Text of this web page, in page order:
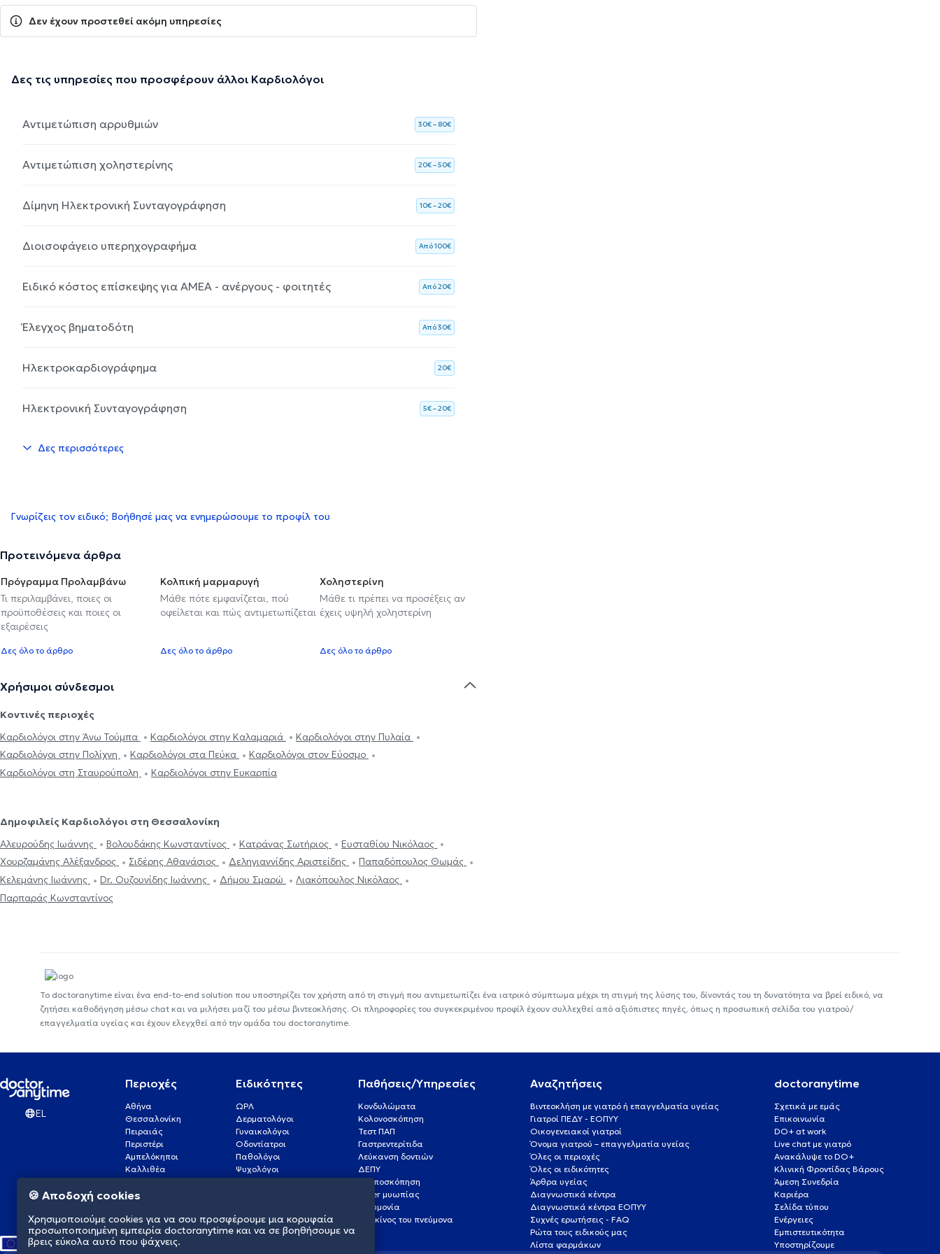
Δεν έχουν προστεθεί ακόμη υπηρεσίες
Δες τις υπηρεσίες που προσφέρουν άλλοι Καρδιολόγοι
Αντιμετώπιση αρρυθμιών 30€ – 80€
Αντιμετώπιση χοληστερίνης 20€ – 50€
Δίμηνη Ηλεκτρονική Συνταγογράφηση 10€ – 20€
Διοισοφάγειο υπερηχογραφήμα Aπό 100€
Ειδικό κόστος επίσκεψης για ΑΜΕΑ - ανέργους - φοιτητές Aπό 20€
Έλεγχος βηματοδότη Aπό 30€
Ηλεκτροκαρδιογράφημα 20€
Ηλεκτρονική Συνταγογράφηση 5€ – 20€
Δες περισσότερες
Γνωρίζεις τον ειδικό; Βοήθησέ μας να ενημερώσουμε το προφίλ του
Προτεινόμενα άρθρα
Πρόγραμμα Προλαμβάνω
Τι περιλαμβάνει, ποιες οι
προϋποθέσεις και ποιες οι
εξαιρέσεις
Δες όλο το άρθρο
Κολπική μαρμαρυγή
Μάθε πότε εμφανίζεται, πού
οφείλεται και πώς αντιμετωπίζεται
Δες όλο το άρθρο
Χοληστερίνη
Μάθε τι πρέπει να προσέξεις αν
έχεις υψηλή χοληστερίνη
Δες όλο το άρθρο
Χρήσιμοι σύνδεσμοι
Κοντινές περιοχές
Καρδιολόγοι στην Άνω Τούμπα
Καρδιολόγοι στην Καλαμαριά
Καρδιολόγοι στην Πυλαία
Καρδιολόγοι στην Πολίχνη
Καρδιολόγοι στα Πεύκα
Καρδιολόγοι στον Εύοσμο
Καρδιολόγοι στη Σταυρούπολη
Καρδιολόγοι στην Ευκαρπία
Δημοφιλείς Καρδιολόγοι στη Θεσσαλονίκη
Αλευρούδης Ιωάννης
Βολουδάκης Κωνσταντίνος Κατράνας Σωτήριος
Ευσταθίου Νικόλαος
Χουρζαμάνης Αλέξανδρος
Σιδέρης Αθανάσιος Δεληγιαννίδης Αριστείδης
Παπαδόπουλος Θωμάς
Κελεμάνης Ιωάννης
Dr. Ουζουνίδης Ιωάννης Δήμου Σμαρώ
Λιακόπουλος Νικόλαος
Παρπαράς Κωνσταντίνος
Το doctoranytime είναι ένα end-to-end solution που υποστηρίζει τον χρήστη από τη στιγμή που αντιμετωπίζει ένα ιατρικό σύμπτωμα μέχρι τη στιγμή της λύσης του, δίνοντάς του τη δυνατότητα να βρεί ειδικό, να
ζητήσει καθοδήγηση μέσω chat και να μιλήσει μαζί του μέσω βιντεοκλήσης. Οι πληροφορίες του συγκεκριμένου προφίλ έχουν συλλεχθεί από αξιόπιστες πηγές, όπως η προσωπική σελίδα του γιατρού/
επαγγελματία υγείας και έχουν ελεγχθεί από την ομάδα του doctoranytime.
EL
Περιοχές
Αθήνα
Θεσσαλονίκη
Πειραιάς
Περιστέρι
Αμπελόκηποι
Καλλιθέα
Πάτρα
Γλυφάδα
Νέα Σμύρνη
Ειδικότητες
ΩΡΛ
Δερματολόγοι
Γυναικολόγοι
Οδοντίατροι
Παθολόγοι
Ψυχολόγοι
Οφθαλμίατροι
Καρδιολόγοι
Παθήσεις/Υπηρεσίες
Κονδυλώματα
Κολονοσκόπηση
Τεστ ΠΑΠ
Γαστρεντερίτιδα
Λεύκανση δοντιών
ΔΕΠΥ
Κολποσκόπηση
Laser μυωπίας
Πνευμονία
Καρκίνος του πνεύμονα
Αναζητήσεις
Βιντεοκλήση με γιατρό ή επαγγελματία υγείας
Γιατροί ΠΕΔΥ - ΕΟΠΥΥ
Οικογενειακοί γιατροί
Όνομα γιατρού – επαγγελματία υγείας
Όλες οι περιοχές
Όλες οι ειδικότητες
Άρθρα υγείας
Διαγνωστικά κέντρα
Διαγνωστικά κέντρα ΕΟΠΥΥ
Συχνές ερωτήσεις - FAQ
Ρώτα τους ειδικούς μας
Λίστα φαρμάκων
doctoranytime
Σχετικά με εμάς
Επικοινωνία
DO+ at work
Live chat με γιατρό
Ανακάλυψε το DO+
Κλινική Φροντίδας Βάρους
Άμεση Συνεδρία
Καριέρα
Σελίδα τύπου
Ενέργειες
Εμπιστευτικότητα
Υποστηρίζουμε
🍪 Αποδοχή cookies
Χρησιμοποιούμε cookies για να σου προσφέρουμε μια κορυφαία
προσωποποιημένη εμπειρία doctoranytime και να σε βοηθήσουμε να
βρεις εύκολα αυτό που ψάχνεις.